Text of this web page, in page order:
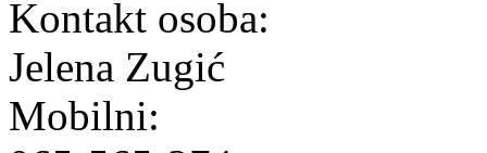
Kontakt osoba:
Jelena Zugić
Mobilni: